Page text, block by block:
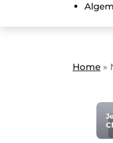
Home »